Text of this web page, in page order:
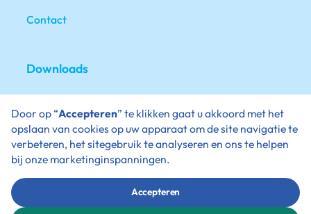
Contact
Downloads
De schoolgids
Schooljaarkalender
Ondersteuningsaanbod
Verlof aanvragen
Door op “Accepteren” te klikken gaat u akkoord met het
opslaan van cookies op uw apparaat om de site navigatie te
verbeteren, het sitegebruik te analyseren en ons te helpen
bij onze marketinginspanningen.
Accepteren